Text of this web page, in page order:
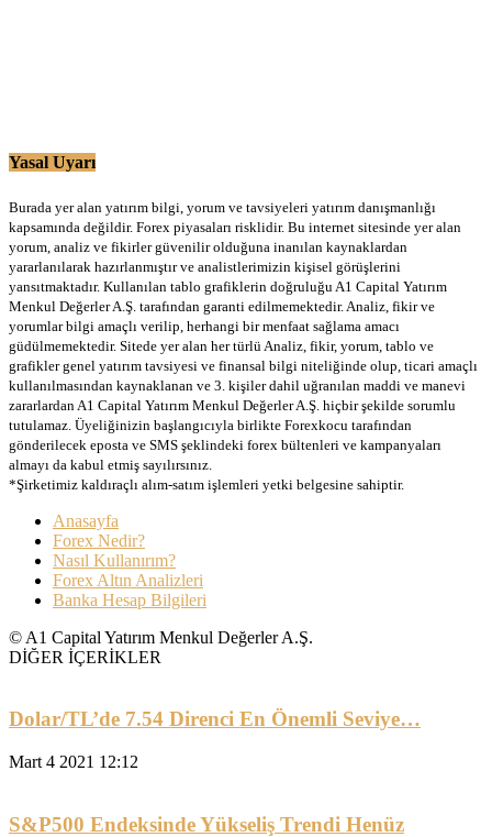
Yasal Uyarı
Burada yer alan yatırım bilgi, yorum ve tavsiyeleri yatırım danışmanlığı
kapsamında değildir. Forex piyasaları risklidir. Bu internet sitesinde yer alan
yorum, analiz ve fikirler güvenilir olduğuna inanılan kaynaklardan
yararlanılarak hazırlanmıştır ve analistlerimizin kişisel görüşlerini
yansıtmaktadır. Kullanılan tablo grafiklerin doğruluğu A1 Capital Yatırım
Menkul Değerler A.Ş. tarafından garanti edilmemektedir. Analiz, fikir ve
yorumlar bilgi amaçlı verilip, herhangi bir menfaat sağlama amacı
güdülmemektedir. Sitede yer alan her türlü Analiz, fikir, yorum, tablo ve
grafikler genel yatırım tavsiyesi ve finansal bilgi niteliğinde olup, ticari amaçlı
kullanılmasından kaynaklanan ve 3. kişiler dahil uğranılan maddi ve manevi
zararlardan A1 Capital Yatırım Menkul Değerler A.Ş. hiçbir şekilde sorumlu
tutulamaz. Üyeliğinizin başlangıcıyla birlikte Forexkocu tarafından
gönderilecek eposta ve SMS şeklindeki forex bültenleri ve kampanyaları
almayı da kabul etmiş sayılırsınız.
*Şirketimiz kaldıraçlı alım-satım işlemleri yetki belgesine sahiptir.
Anasayfa
Forex Nedir?
Nasıl Kullanırım?
Forex Altın Analizleri
Banka Hesap Bilgileri
© A1 Capital Yatırım Menkul Değerler A.Ş.
DİĞER İÇERİKLER
Dolar/TL’de 7.54 Direnci En Önemli Seviye…
Mart 4 2021 12:12
S&P500 Endeksinde Yükseliş Trendi Henüz